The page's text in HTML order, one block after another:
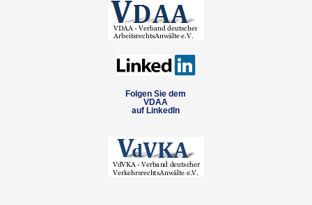
Folgen Sie dem
VDAA
auf LinkedIn